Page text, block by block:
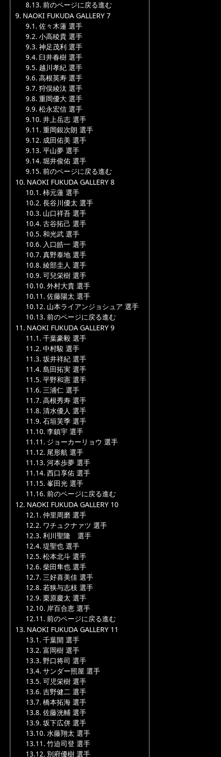
前のページに戻る進む
NAOKI FUKUDA GALLERY 7
佐々木蓮 選手
小高稜貴 選手
神足茂利 選手
臼井春樹 選手
越川孝紀 選手
高根英寿 選手
狩俣綾汰 選手
重岡優大 選手
松永宏信 選手
井上岳志 選手
重岡銀次朗 選手
成田佑美 選手
平山夢 選手
堀井俊佑 選手
前のページに戻る進む
NAOKI FUKUDA GALLERY 8
柿元蓮 選手
長谷川優太 選手
山口祥吾 選手
古谷拓己 選手
和光武 選手
入口皓一 選手
真野泰地 選手
綾部圭人 選手
可兒栄樹 選手
外村大貴 選手
佐藤陽太 選手
山本ライアンジョシュア 選手
前のページに戻る進む
NAOKI FUKUDA GALLERY 9
千葉豪毅 選手
中村駿 選手
坂井祥紀 選手
島田拓実 選手
平野和憲 選手
三浦仁 選手
高根秀寿 選手
清水優人 選手
石垣芙季 選手
李鎮宇 選手
ジョーカーリョウ 選手
尾形航 選手
河本歩夢 選手
西口享佑 選手
峯田光 選手
前のページに戻る進む
NAOKI FUKUDA GALLERY 10
仲里周磨 選手
ワチュクナァツ 選手
利川聖隆 選手
堤聖也 選手
松本北斗 選手
柴田隼也 選手
三好喜美佳 選手
若狭与志枝 選手
栗原慶太 選手
岸百合恵 選手
前のページに戻る進む
NAOKI FUKUDA GALLERY 11
千葉開 選手
富岡樹 選手
野口将司 選手
サンダー照屋 選手
可児栄樹 選手
吉野健二 選手
橋本拓海 選手
佐藤洸輔 選手
坂下広併 選手
水藤翔太 選手
竹迫司登 選手
別府優樹 選手